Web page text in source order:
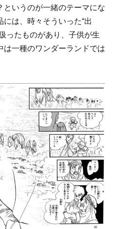
というのが一緒のテーマにな
は、時々そういった“出
ったものがあり、子供が生
は一種のワンダーランドでは